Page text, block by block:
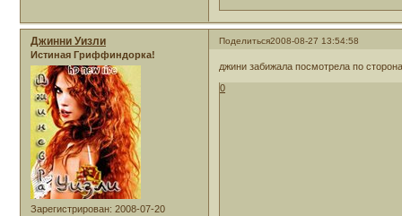
Поделиться2008-08-27 13:54:58
Джинни Уизли
Истиная Гриффиндорка!
Зарегистрирован: 2008-07-20
джини забижала посмотрела по
0